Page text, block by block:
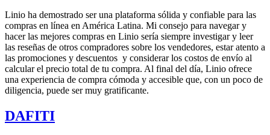
Linio ha demostrado ser una plataforma sólida y confiable para las
compras en línea en América Latina. Mi consejo para navegar y
hacer las mejores compras en Linio sería siempre investigar y leer
las reseñas de otros compradores sobre los vendedores, estar atento a
las promociones y descuentos y considerar los costos de envío al
calcular el precio total de tu compra. Al final del día, Linio ofrece
una experiencia de compra cómoda y accesible que, con un poco de
diligencia, puede ser muy gratificante.
DAFITI